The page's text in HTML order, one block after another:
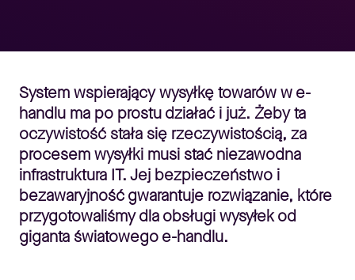
System wspierający wysyłkę towarów w e-
handlu ma po prostu działać i już. Żeby ta
oczywistość stała się rzeczywistością, za
procesem wysyłki musi stać niezawodna
infrastruktura IT. Jej bezpieczeństwo i
bezawaryjność gwarantuje rozwiązanie, które
przygotowaliśmy dla obsługi wysyłek od
giganta światowego e-handlu.